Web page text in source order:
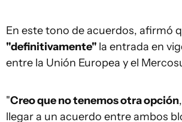
En este tono de acuerdos, afirmó
"definitivamente" la entrada en
entre la Unión Europea y el
"Creo que no tenemos otra opción
llegar a un acuerdo entre ambos